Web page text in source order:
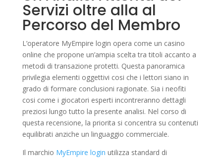
Servizi oltre alla al
Percorso del Membro
L’operatore MyEmpire login opera come un casino
online che propone un’ampia scelta tra titoli accanto a
metodi di transazione protetti. Questa panoramica
privilegia elementi oggettivi cosi che i lettori siano in
grado di formare conclusioni ragionate. Sia i neofiti
cosi come i giocatori esperti incontreranno dettagli
preziosi lungo tutto la presente analisi. Nel corso di
questa recensione, la priorita si concentra su contenuti
equilibrati anziche un linguaggio commerciale.
Il marchio MyEmpire login utilizza standard di